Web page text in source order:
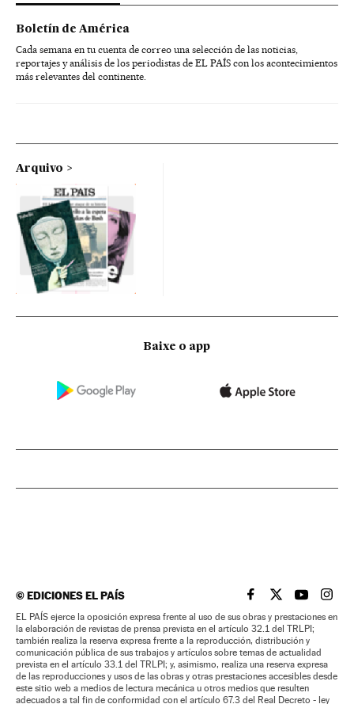
Boletín de América
Cada semana en tu cuenta de correo una selección de las noticias,
reportajes y análisis de los periodistas de EL PAÍS con los acontecimientos
más relevantes del continente.
Arquivo
Baixe o app
©EDICIONES EL PAÍS EL PAÍS BRASIL EN
EL PAÍSEL PAÍS
EL
EL PAÍS ejerce la oposición expresa frente al uso de sus obras y prestaciones en
la elaboración de revistas de prensa prevista en el artículo 32.1 del TRLPI;
también realiza la reserva expresa frente a la reproducción, distribución y
comunicación pública de sus trabajos y artículos sobre temas de actualidad
prevista en el artículo 33.1 del TRLPI; y, asimismo, realiza una reserva expresa
de las reproducciones y usos de las obras y otras prestaciones accesibles desde
este sitio web a medios de lectura mecánica u otros medios que resulten
adecuados a tal fin de conformidad con el artículo 67.3 del Real Decreto - ley